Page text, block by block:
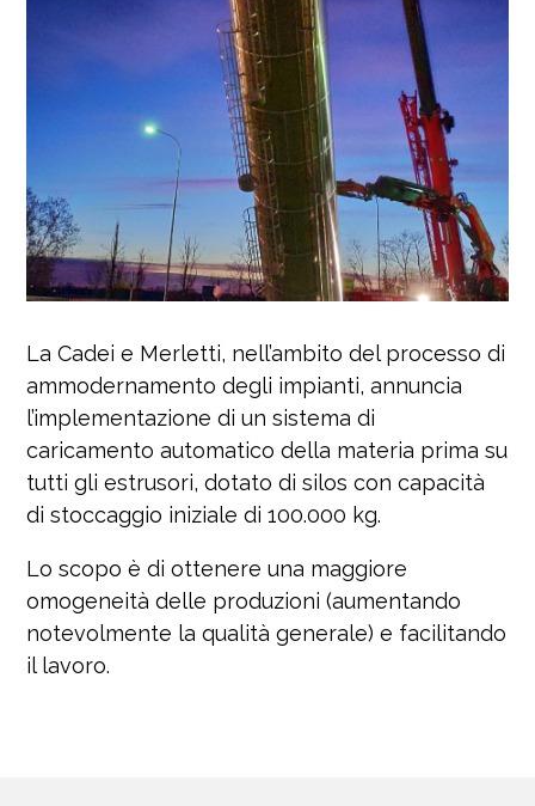
La Cadei e Merletti, nell’ambito del processo di
ammodernamento degli impianti, annuncia
l’implementazione di un sistema di
caricamento automatico della materia prima su
tutti gli estrusori, dotato di silos con capacità
di stoccaggio iniziale di 100.000 kg.
Lo scopo è di ottenere una maggiore
omogeneità delle produzioni (aumentando
notevolmente la qualità generale) e facilitando
il lavoro.